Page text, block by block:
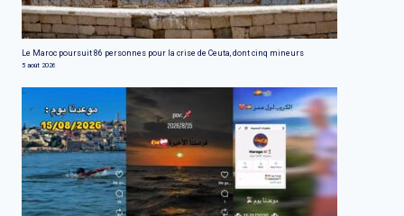
Le Maroc poursuit 86 personnes pour la crise de Ceuta, dont cinq mineurs
5 août 2026